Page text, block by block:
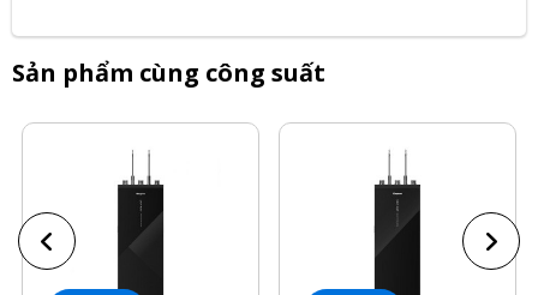
Sản phẩm cùng công suất